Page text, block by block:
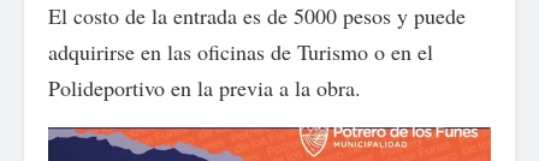
El costo de la entrada es de 5000 pesos y puede
adquirirse en las oficinas de Turismo o en el
Polideportivo en la previa a la obra.